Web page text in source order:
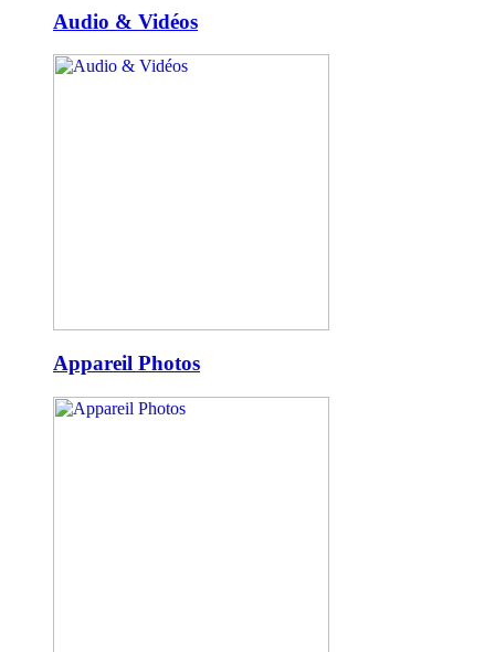
Audio & Vidéos
Appareil Photos